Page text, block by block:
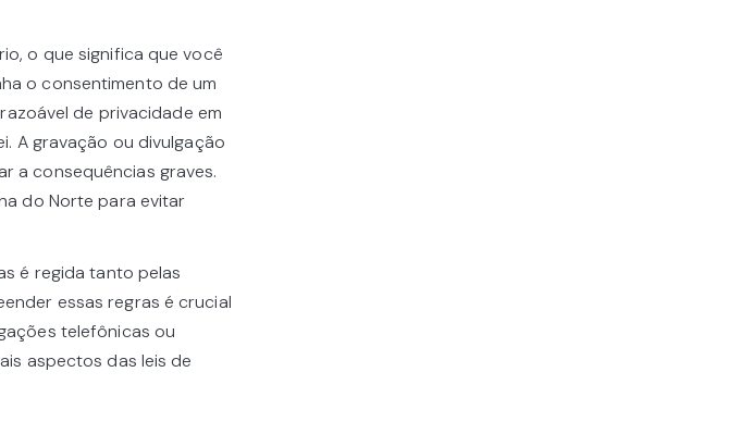
o que significa que você
o consentimento de um
de privacidade em
A gravação ou divulgação
a consequências graves.
do Norte para evitar
é regida tanto pelas
essas regras é crucial
telefônicas ou
aspectos das leis de